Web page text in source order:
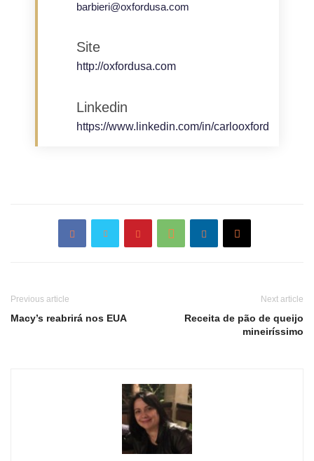
barbieri@oxfordusa.com
Site
http://oxfordusa.com
Linkedin
https://www.linkedin.com/in/carlooxford
Previous article
Macy’s reabrirá nos EUA
Next article
Receita de pão de queijo
mineiríssimo